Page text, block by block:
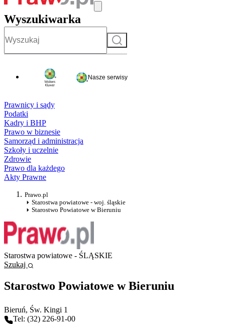
Wyszukiwarka
Szukaj
Nasze serwisy
Prawnicy i sądy
Podatki
Kadry i BHP
Prawo w biznesie
Samorząd i administracja
Szkoły i uczelnie
Zdrowie
Prawo dla każdego
Akty Prawne
Prawo.pl
Starostwa powiatowe - woj. śląskie
Starostwo Powiatowe w Bieruniu
Starostwa powiatowe - ŚLĄSKIE
Szukaj
Starostwo Powiatowe w Bieruniu
Bieruń, Św. Kingi 1
Tel: (32) 226-91-00